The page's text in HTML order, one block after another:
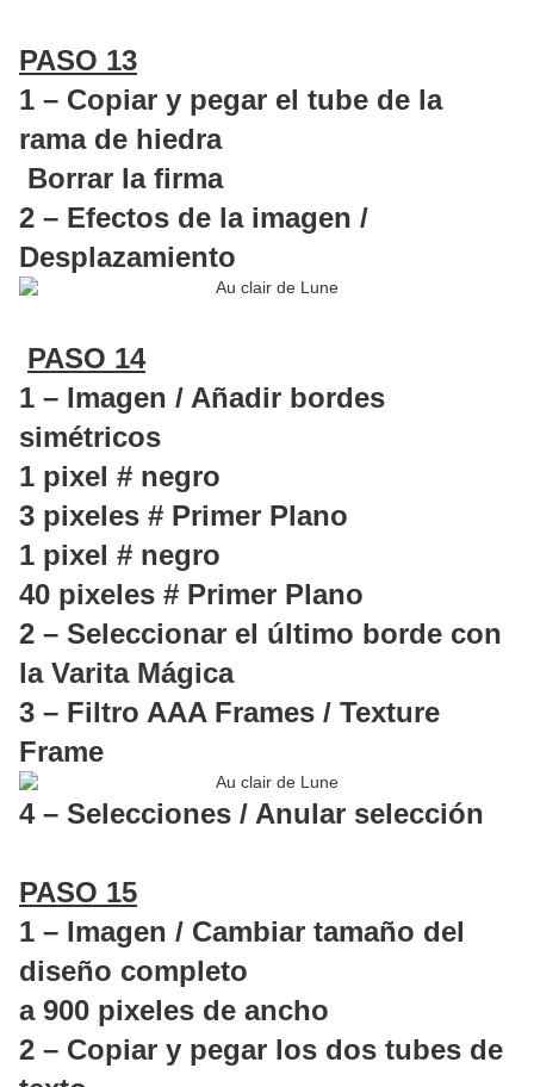
PASO 13
1 – Copiar y pegar el tube de la
rama de hiedra
Borrar la firma
2 – Efectos de la imagen /
Desplazamiento
PASO 14
1 – Imagen / Añadir bordes
simétricos
1 pixel # negro
3 pixeles # Primer Plano
1 pixel # negro
40 pixeles # Primer Plano
2 – Seleccionar el último borde con
la Varita Mágica
3 – Filtro AAA Frames / Texture
Frame
4 – Selecciones / Anular selección
PASO 15
1 – Imagen / Cambiar tamaño del
diseño completo
a 900 pixeles de ancho
2 – Copiar y pegar los dos tubes de